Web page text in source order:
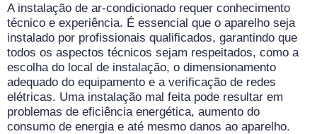
A instalação de ar-condicionado requer conhecimento
técnico e experiência. É essencial que o aparelho seja
instalado por profissionais qualificados, garantindo que
todos os aspectos técnicos sejam respeitados, como a
escolha do local de instalação, o dimensionamento
adequado do equipamento e a verificação de redes
elétricas. Uma instalação mal feita pode resultar em
problemas de eficiência energética, aumento do
consumo de energia e até mesmo danos ao aparelho.